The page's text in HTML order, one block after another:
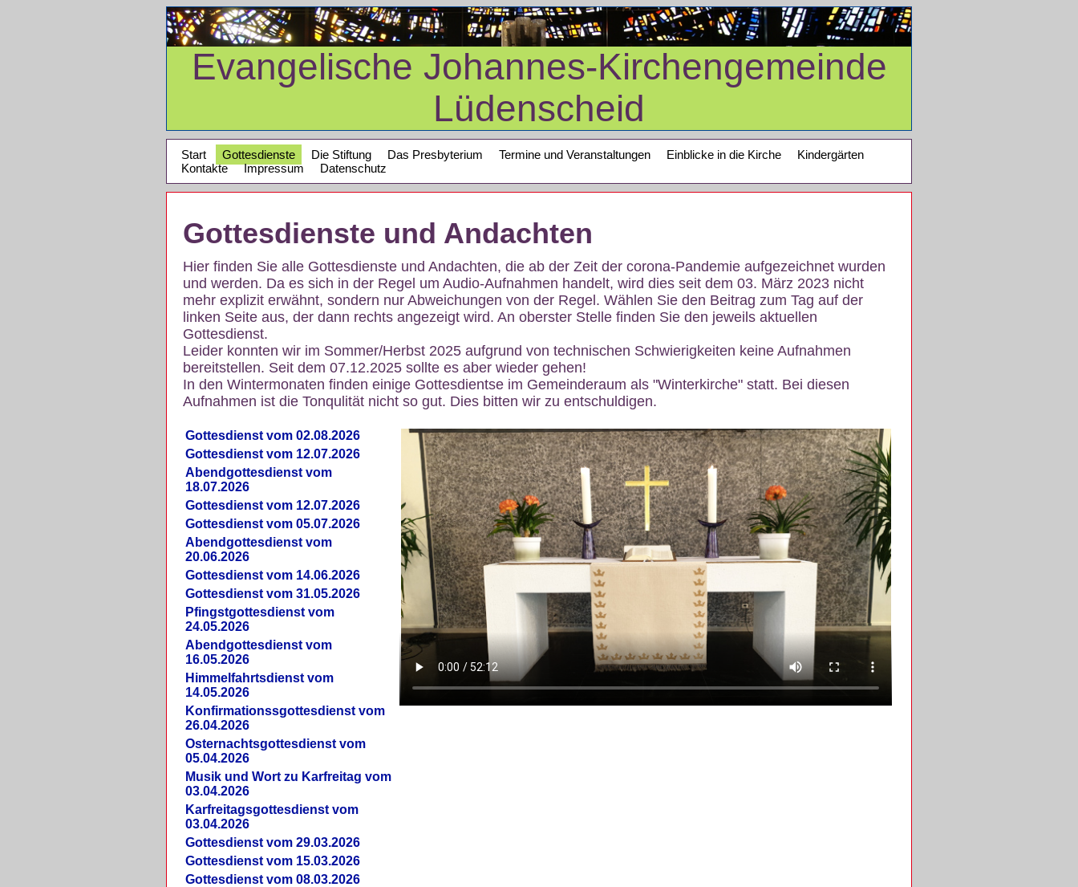
Evangelische Johannes-Kirchengemeinde
Lüdenscheid
Start Gottesdienste Die Stiftung Das Presbyterium Termine und Veranstaltungen Einblicke in die Kirche
Kindergärten
Kontakte
Impressum Datenschutz
Gottesdienste und Andachten
Hier finden Sie alle Gottesdienste und Andachten, die ab der Zeit der corona-Pandemie aufgezeichnet wurden
und werden. Da es sich in der Regel um Audio-Aufnahmen handelt, wird dies seit dem 03. März 2023 nicht
mehr explizit erwähnt, sondern nur Abweichungen von der Regel. Wählen Sie den Beitrag zum Tag auf der
linken Seite aus, der dann rechts angezeigt wird. An oberster Stelle finden Sie den jeweils aktuellen
Gottesdienst.
Leider konnten wir im Sommer/Herbst 2025 aufgrund von technischen Schwierigkeiten keine Aufnahmen
bereitstellen. Seit dem 07.12.2025 sollte es aber wieder gehen!
In den Wintermonaten finden einige Gottesdientse im Gemeinderaum als "Winterkirche" statt. Bei diesen
Aufnahmen ist die Tonqulität nicht so gut. Dies bitten wir zu entschuldigen.
Gottesdienst vom 02.08.2026
Gottesdienst vom 12.07.2026
Abendgottesdienst vom
18.07.2026
Gottesdienst vom 12.07.2026
Gottesdienst vom 05.07.2026
Abendgottesdienst vom
20.06.2026
Gottesdienst vom 14.06.2026
Gottesdienst vom 31.05.2026
Pfingstgottesdienst vom
24.05.2026
Abendgottesdienst vom
16.05.2026
Himmelfahrtsdienst vom
14.05.2026
Konfirmationssgottesdienst vom
26.04.2026
Osternachtsgottesdienst vom
05.04.2026
Musik und Wort zu Karfreitag vom
03.04.2026
Karfreitagsgottesdienst vom
03.04.2026
Gottesdienst vom 29.03.2026
Gottesdienst vom 15.03.2026
Gottesdienst vom 08.03.2026